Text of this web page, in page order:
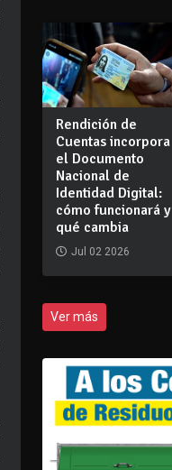
Rendición de
Cuentas incorpora
el Documento
Nacional de
Identidad Digital:
cómo funcionará y
qué cambia
Jul 02 2026
Ver más